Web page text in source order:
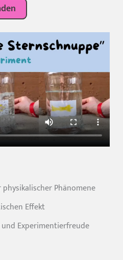
Phänomene
Effekt
Experimentierfreude